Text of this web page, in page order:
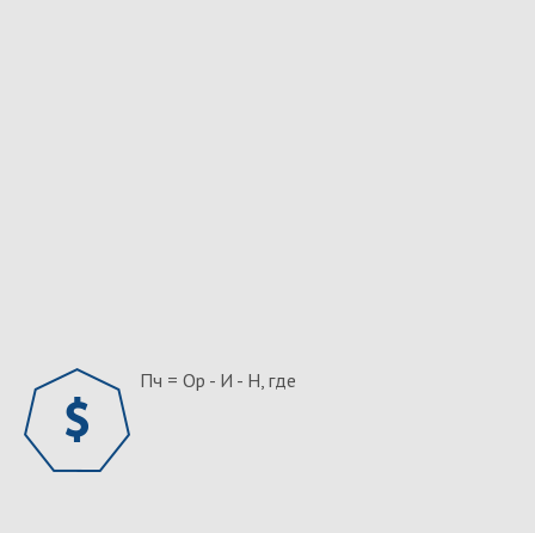
Пч = Ор - И - Н, где